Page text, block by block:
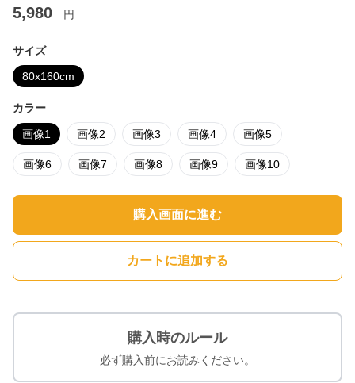
5,980 円
サイズ
80x160cm
カラー
画像1 画像2 画像3 画像4 画像5
画像6 画像7 画像8 画像9 画像10
購入画面に進む
カートに追加する
購入時のルール
必ず購入前にお読みください。